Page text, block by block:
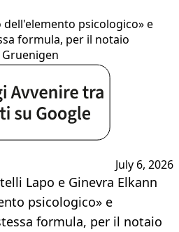
psicologico» e
formula, per il notaio
July 6, 2026
Lapo e Ginevra Elkann
psicologico» e
formula, per il notaio